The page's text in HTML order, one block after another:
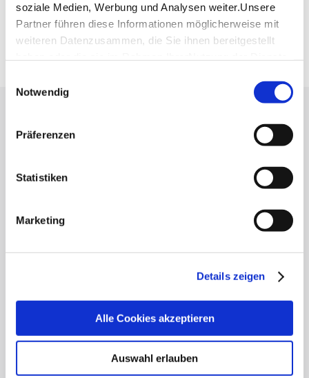
soziale Medien, Werbung und Analysen weiter.Unsere
Partner führen diese Informationen möglicherweise mit
weiteren Datenzusammen, die Sie ihnen bereitgestellt
Impressum
Notwendig
Präferenzen
Statistiken
Marketing
Details zeigen
Alle Cookies akzeptieren
Auswahl erlauben
Fahrplanauskunft der DB
Google Maps
Google Maps Route
Mit unserem Newsletter bleiben Sie zu Events,
Stuttgart und Region immer up-to-date.
Über uns
Stellenangebote
Presse